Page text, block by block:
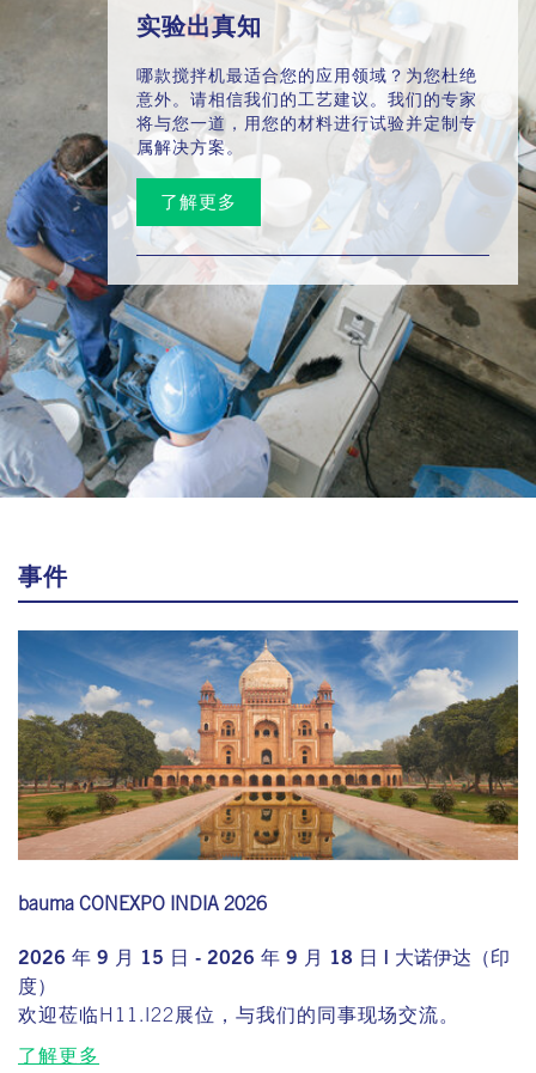
实验出真知
哪款搅拌机最适合您的应用领域？为您杜绝
意外。请相信我们的工艺建议。我们的专家
将与您一道，用您的材料进行试验并定制专
属解决方案。
了解更多
事件
bauma CONEXPO INDIA 2026
2026 年 9 月 15 日 - 2026 年 9 月 18 日 | 大诺伊达（印
度）
欢迎莅临H11.I22展位，与我们的同事现场交流。
了解更多